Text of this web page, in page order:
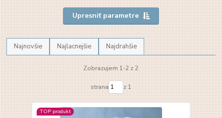
Upresniť parametre
Najnovšie Najlacnejšie Najdrahšie
Zobrazujem 1-2 z 2
strana z 1
TOP produkt